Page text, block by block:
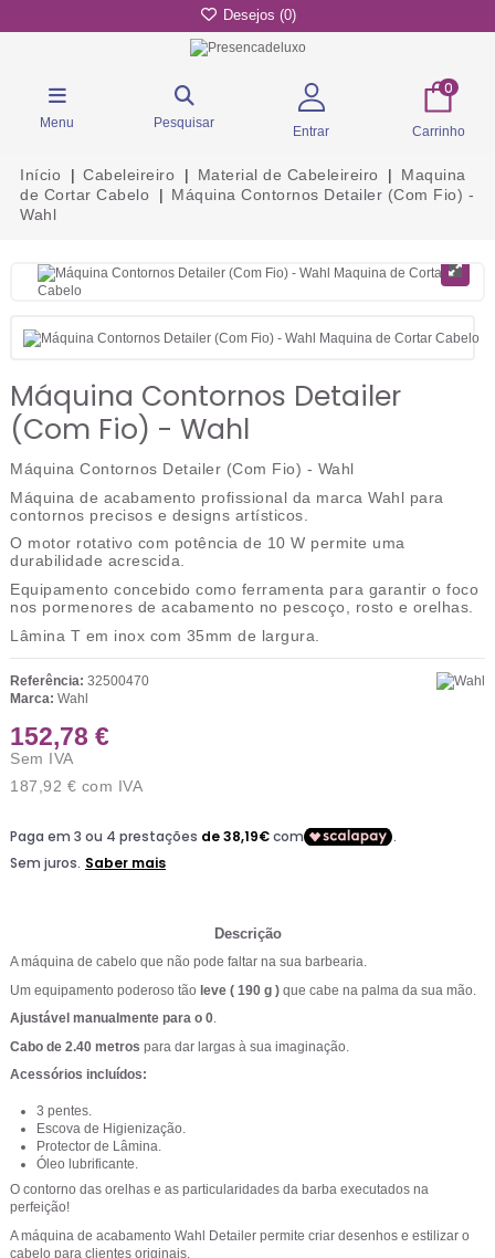
Desejos (0)
Menu Pesquisar
Entrar
0
Carrinho
Início Cabeleireiro Material de Cabeleireiro
Maquina
de Cortar Cabelo
Máquina Contornos Detailer (Com Fio) -
Wahl
Máquina Contornos Detailer
(Com Fio) - Wahl
Máquina Contornos Detailer (Com Fio) - Wahl
Máquina de acabamento profissional da marca Wahl para
contornos precisos e designs artísticos
O motor rotativo com potência de 10 W permite uma
durabilidade acrescida.
Equipamento concebido como ferramenta para garantir o foco
nos pormenores de acabamento no pescoço, rosto e orelhas
Lâmina T em inox com 35mm de largura.
Referência: 32500470
Marca: Wahl
152,78 €
Sem IVA
187,92 € com IVA
Descrição
A máquina de cabelo que não pode faltar na sua barbearia.
Um equipamento poderoso tão leve ( 190 g ) que cabe na palma da sua mão.
Ajustável manualmente para o 0.
Cabo de 2.40 metros para dar largas à sua imaginação.
Acessórios incluídos:
3 pentes.
Escova de Higienização.
Protector de Lâmina.
Óleo lubrificante.
O contorno das orelhas e as particularidades da barba executados na
perfeição!
A máquina de acabamento Wahl Detailer permite criar desenhos e estilizar o
cabelo para clientes originais.